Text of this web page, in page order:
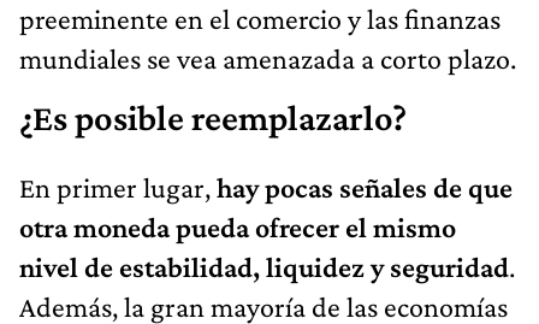
preeminente en el comercio y las finanzas
mundiales se vea amenazada a corto plazo.
¿Es posible reemplazarlo?
En primer lugar,hay pocas señales de que
otra moneda pueda ofrecer el mismo
nivel de estabilidad, liquidez y seguridad.
Además, la gran mayoría de las economías